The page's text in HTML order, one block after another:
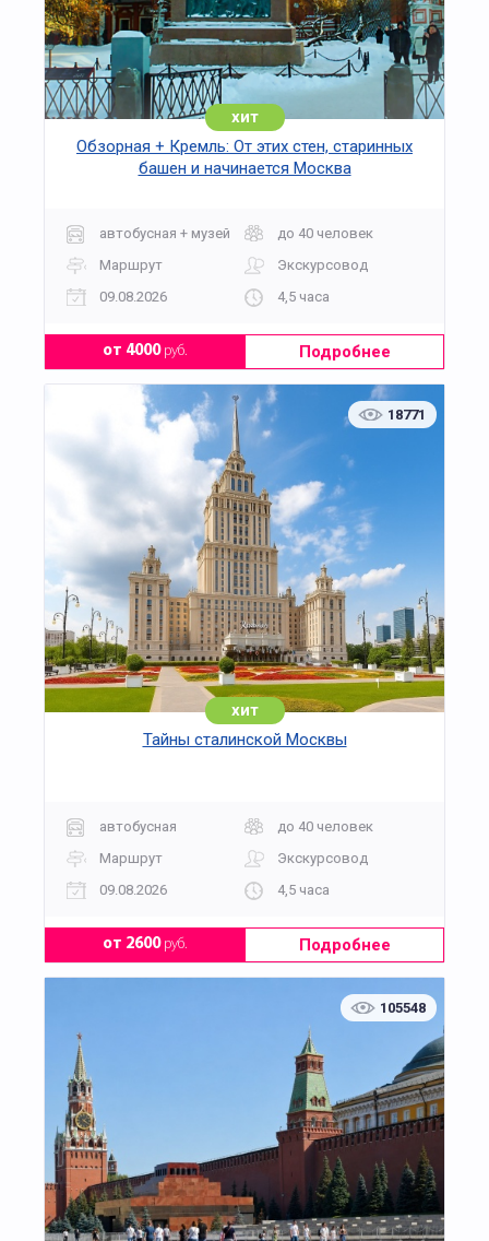
хит
Обзорная + Кремль: От этих стен, старинных
башен и начинается Москва
автобусная + музей
до 40 человек
Маршрут
Экскурсовод
09.08.2026
4,5 часа
от 4000руб. Подробнее
18771
хит
Тайны сталинской Москвы
автобусная
до 40 человек
Маршрут
Экскурсовод
09.08.2026
4,5 часа
от 2600руб. Подробнее
105548